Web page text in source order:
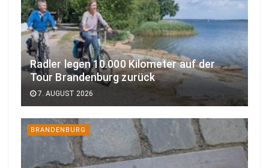
Radler legen 10.000 Kilometer auf der
Tour Brandenburg zurück
7. AUGUST 2026
BRANDENBURG